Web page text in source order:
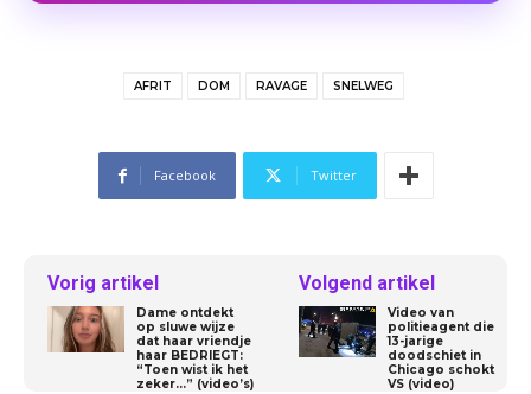
AFRIT DOM RAVAGE SNELWEG
Facebook Twitter
Vorig artikel
Dame ontdekt
op sluwe wijze
dat haar vriendje
haar BEDRIEGT:
“Toen wist ik het
zeker…” (video’s)
Volgend artikel
Video van
politieagent die
13-jarige
doodschiet in
Chicago schokt
VS (video)